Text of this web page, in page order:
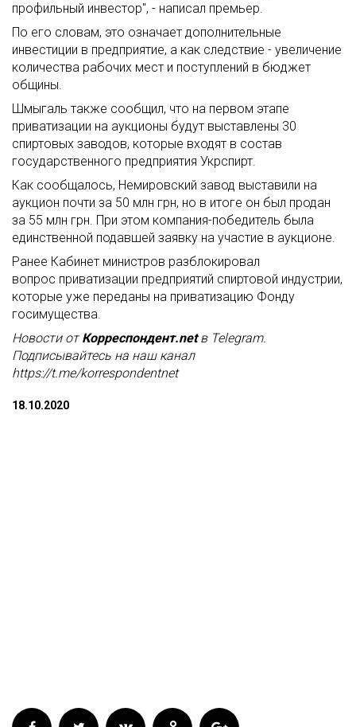
профильный инвестор", - написал премьер.
По его словам, это означает дополнительные
инвестиции в предприятие, а как следствие - увеличение
количества рабочих мест и поступлений в бюджет
общины.
Шмыгаль также сообщил, что на первом этапе
приватизации на аукционы будут выставлены 30
спиртовых заводов, которые входят в состав
государственного предприятия Укрспирт.
Как сообщалось, Немировский завод выставили на
аукцион почти за 50 млн грн, но в итоге он был продан
за 55 млн грн. При этом компания-победитель была
единственной подавшей заявку на участие в аукционе.
Ранее Кабинет министров разблокировал
вопрос приватизации предприятий спиртовой индустрии,
которые уже переданы на приватизацию Фонду
госимущества.
Новости отКорреспондент.netв Telegram.
Подписывайтесь на наш канал
https://t.me/korrespondentnet
18.10.2020